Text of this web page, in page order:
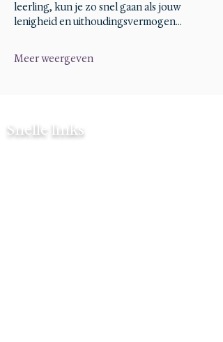
leerling, kun je zo snel gaan als jouw
lenigheid en uithoudingsvermogen…
Meer weergeven
Snelle links